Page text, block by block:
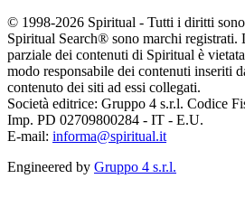
© 1998-2026 Spiritual - Tutti i diritti
Spiritual Search® sono marchi registrati.
parziale dei contenuti di Spiritual è
modo responsabile dei contenuti inseriti
contenuto dei siti ad essi collegati.
Società editrice: Gruppo 4 s.r.l. Codice
Imp. PD 02709800284 - IT - E.U.
E-mail: informa@spiritual.it
Engineered by Gruppo 4 s.r.l.